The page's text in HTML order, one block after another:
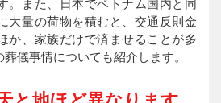
。また、日本でベトナム国内と同
大量の荷物を積むと、交通反則金
か、家族だけで済ませることが多
儀事情についても紹介します。